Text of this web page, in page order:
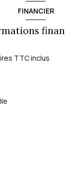
FINANCIER
TTC inclus